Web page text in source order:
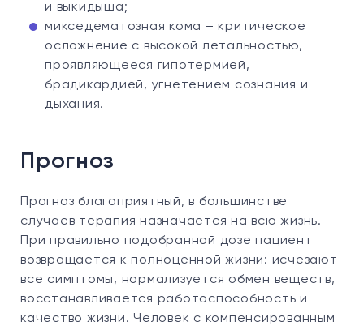
и выкидыша;
микседематозная кома – критическое
осложнение с высокой летальностью,
проявляющееся гипотермией,
брадикардией, угнетением сознания и
дыхания.
Прогноз
Прогноз благоприятный, в большинстве
случаев терапия назначается на всю жизнь.
При правильно подобранной дозе пациент
возвращается к полноценной жизни: исчезают
все симптомы, нормализуется обмен веществ,
восстанавливается работоспособность и
качество жизни. Человек с компенсированным